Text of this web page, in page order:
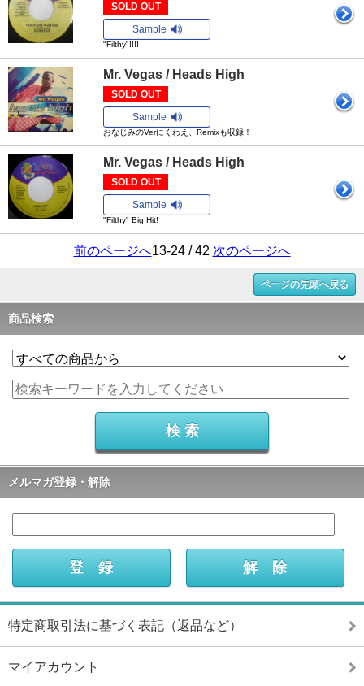
SOLD OUT
Sample
"Filthy"!!!!
Mr. Vegas / Heads High
SOLD OUT
Sample
おなじみのVerにくわえ、Remixも収録！
Mr. Vegas / Heads High
SOLD OUT
Sample
"Filthy" Big Hit!
前のページへ13-24 / 42 次のページへ
ページの先頭へ戻る
商品検索
メルマガ登録・解除
特定商取引法に基づく表記（返品など）
マイアカウント